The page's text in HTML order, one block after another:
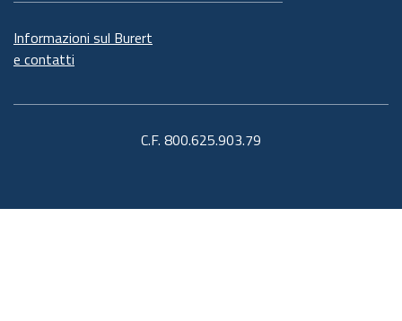
Informazioni sul Burert
e contatti
C.F. 800.625.903.79